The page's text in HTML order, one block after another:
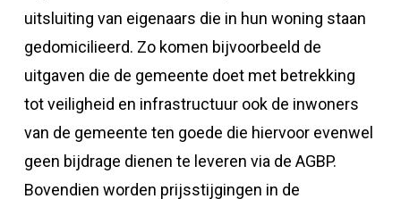
uitsluiting van eigenaars die in hun woning staan
gedomicilieerd. Zo komen bijvoorbeeld de
uitgaven die de gemeente doet met betrekking
tot veiligheid en infrastructuur ook de inwoners
van de gemeente ten goede die hiervoor evenwel
geen bijdrage dienen te leveren via de AGBP.
Bovendien worden prijsstijgingen in de